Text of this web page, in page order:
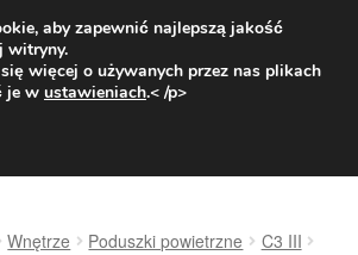
od 31 zł
9:00-16:00800 003 167
Wnętrze Poduszki powietrzne
C3 III
aby zapewnić najlepszą jakość
witryny.
więcej o używanych przez nas plikach
je w ustawieniach.< /p>